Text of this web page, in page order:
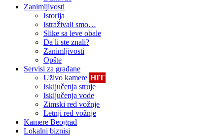
Zanimljivosti
Istorija
Istraživali smo…
Slike sa leve obale
Da li ste znali?
Zanimljivosti
Opšte
Servisi za građane
Uživo kamere HIT
Isključenja struje
Isključenja vode
Zimski red vožnje
Letnji red vožnje
Kamere Beograd
Lokalni biznisi